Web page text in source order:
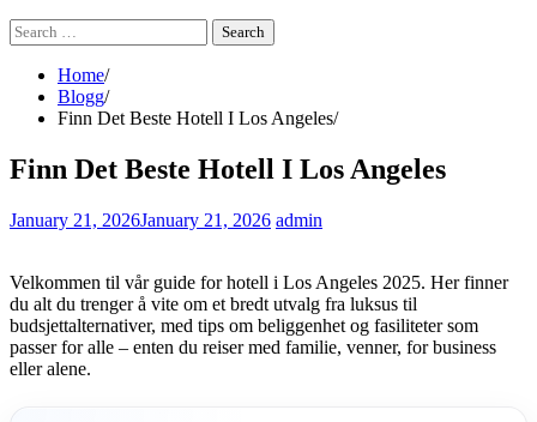
Search
for:
Home
Blogg
Finn Det Beste Hotell I Los Angeles
Finn Det Beste Hotell I Los Angeles
January 21, 2026January 21, 2026 admin
Velkommen til vår guide for hotell i Los Angeles 2025. Her finner
du alt du trenger å vite om et bredt utvalg fra luksus til
budsjettalternativer, med tips om beliggenhet og fasiliteter som
passer for alle – enten du reiser med familie, venner, for business
eller alene.